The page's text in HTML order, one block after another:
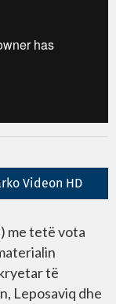
Videon HD
me tetë vota
të
Leposaviq dhe